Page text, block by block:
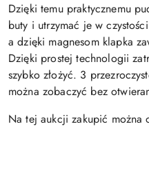
Dzięki temu praktycznemu
buty i utrzymać je w
a dzięki magnesom klapka
Dzięki prostej technologii
szybko złożyć. 3
można zobaczyć bez
Na tej aukcji zakupić można